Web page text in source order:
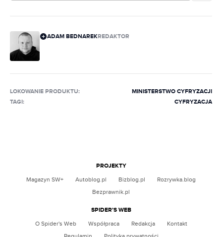
ADAM BEDNAREKREDAKTOR
LOKOWANIE PRODUKTU:
MINISTERSTWO CYFRYZACJI
TAGI:
CYFRYZACJA
PROJEKTY
Magazyn SW+ Autoblog.pl Bizblog.pl
Rozrywka.blog
Bezprawnik.pl
SPIDER’S WEB
O Spider's Web Współpraca Redakcja
Kontakt